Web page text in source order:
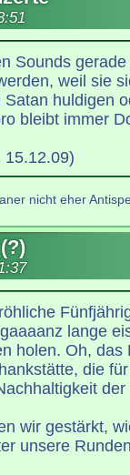
Sounds
weil sie
huldigen
bleibt immer
15.12.09)
nicht eher
lange
holen. Oh, das
die
wir gestärkt,
unsere